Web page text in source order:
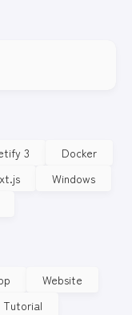
3
Docker
Windows
Website
Tutorial